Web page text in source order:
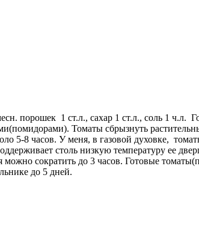
порошек 1 ст.л., сахар 1 ст.л., соль 1 ч.л.
Томаты сбрызнуть
5-8 часов. У меня, в газовой духовке,
столь низкую температуру ее
сократить до 3 часов. Готовые
до 5 дней.